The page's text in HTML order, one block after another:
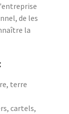
de les
la
terre
cartels,